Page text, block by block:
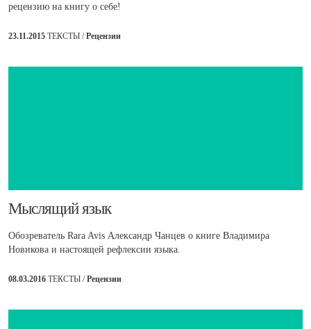
рецензию на книгу о себе!
23.11.2015 ТЕКСТЫ /Рецензии
​Мыслящий язык
Обозреватель Rara Avis Александр Чанцев о книге Владимира
Новикова и настоящей рефлексии языка.
08.03.2016 ТЕКСТЫ /Рецензии